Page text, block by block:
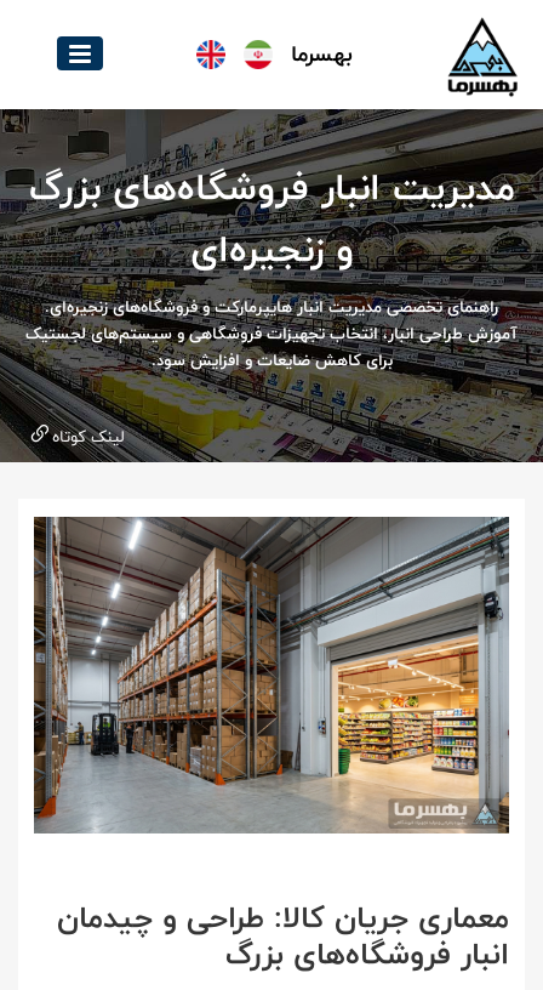
بهسرما
مدیریت انبار فروشگاه‌های بزرگ
و زنجیره‌ای
راهنمای تخصصی مدیریت انبار هایپرمارکت و فروشگاه‌های زنجیره‌ای.
آموزش طراحی انبار، انتخاب تجهیزات فروشگاهی و سیستم‌های لجستیک
برای کاهش ضایعات و افزایش سود.
لینک کوتاه
معماری جریان کالا: طراحی و چیدمان
انبار فروشگاه‌های بزرگ